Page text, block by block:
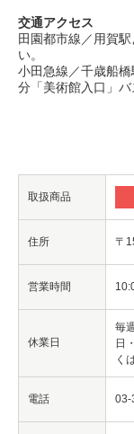
交通アクセス
田園都市線／用賀
い。
小田急線／千歳船
分「美術館入口」バ
取扱商品
住所 〒
営業時間
休業日
毎
日
く
電話 03-